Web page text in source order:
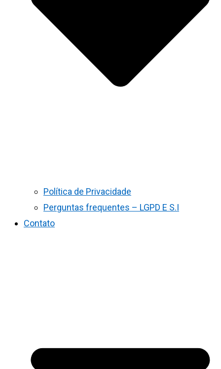
Política de Privacidade
Perguntas frequentes – LGPD E S.I
Contato